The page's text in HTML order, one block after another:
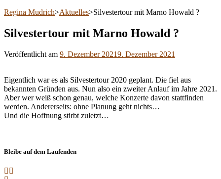
Regina Mudrich>Aktuelles>Silvestertour mit Marno Howald ?
Silvestertour mit Marno Howald ?
Veröffentlicht am 9. Dezember 20219. Dezember 2021
Eigentlich war es als Silvestertour 2020 geplant. Die fiel aus
bekannten Gründen aus. Nun also ein zweiter Anlauf im Jahre 2021.
Aber wer weiß schon genau, welche Konzerte davon stattfinden
werden. Andererseits: ohne Planung geht nichts…
Und die Hoffnung stirbt zuletzt…
Bleibe auf dem Laufenden